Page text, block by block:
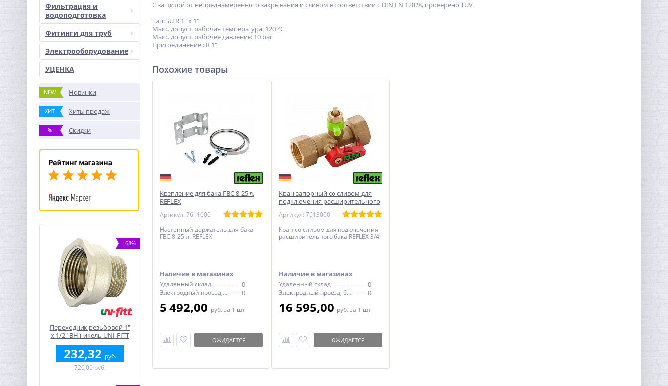
Фильтрация и
водоподготовка
Фитинги для труб
Электрооборудование
УЦЕНКА
NEW Новинки
ХИТ Хиты продаж
% Скидки
-68%
Переходник резьбовой 1"
x 1/2" ВН никель UNI-FITT
232,32 руб.
726,00 руб.
С защитой от непреднамеренного закрывания и сливом в соответствии с DIN EN 12828, проверено TÜV.
Тип: SU R 1" x 1"
Макс. допуст. рабочая температура: 120 °C
Макс. допуст. рабочее давление: 10 bar
Присоединение : R 1"
Похожие товары
Крепление для бака ГВС 8-25 л.
REFLEX
Артикул: 7611000
Настенный держатель для бака
ГВС 8-25 л. REFLEX
Наличие в магазинах
Удаленный склад 0
Электродный проезд, 6с1 0
5 492,00 руб. за 1 шт
ОЖИДАЕТСЯ
Кран запорный со сливом для
подключения расширительного
Артикул: 7613000
Кран со сливом для подключения
расширительного бака REFLEX 3/4"
Наличие в магазинах
Удаленный склад 0
Электродный проезд, 6с1 0
16 595,00 руб. за 1 шт
ОЖИДАЕТСЯ